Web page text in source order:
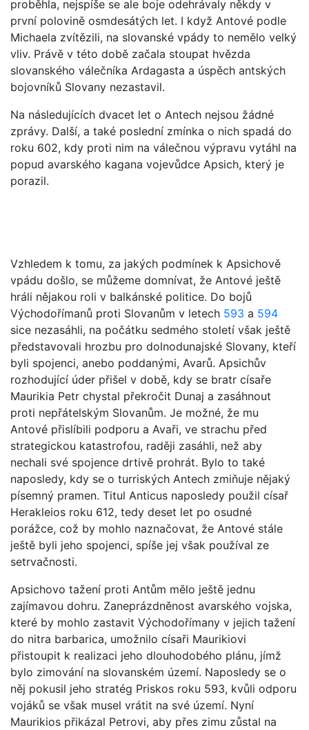
proběhla, nejspíše se ale boje odehrávaly někdy v
první polovině osmdesátých let. I když Antové podle
Michaela zvítězili, na slovanské vpády to nemělo velký
vliv. Právě v této době začala stoupat hvězda
slovanského válečníka Ardagasta a úspěch antských
bojovníků Slovany nezastavil.
Na následujících dvacet let o Antech nejsou žádné
zprávy. Další, a také poslední zmínka o nich spadá do
roku 602, kdy proti nim na válečnou výpravu vytáhl na
popud avarského kagana vojevůdce Apsich, který je
porazil.
Vzhledem k tomu, za jakých podmínek k Apsichově
vpádu došlo, se můžeme domnívat, že Antové ještě
hráli nějakou roli v balkánské politice. Do bojů
Východořímanů proti Slovanům v letech 593 a 594
sice nezasáhli, na počátku sedmého století však ještě
představovali hrozbu pro dolnodunajské Slovany, kteří
byli spojenci, anebo poddanými, Avarů. Apsichův
rozhodující úder přišel v době, kdy se bratr císaře
Maurikia Petr chystal překročit Dunaj a zasáhnout
proti nepřátelským Slovanům. Je možné, že mu
Antové přislíbili podporu a Avaři, ve strachu před
strategickou katastrofou, raději zasáhli, než aby
nechali své spojence drtivě prohrát. Bylo to také
naposledy, kdy se o turriských Antech zmiňuje nějaký
písemný pramen. Titul Anticus naposledy použil císař
Herakleios roku 612, tedy deset let po osudné
porážce, což by mohlo naznačovat, že Antové stále
ještě byli jeho spojenci, spíše jej však používal ze
setrvačnosti.
Apsichovo tažení proti Antům mělo ještě jednu
zajímavou dohru. Zaneprázdněnost avarského vojska,
které by mohlo zastavit Východořímany v jejich tažení
do nitra barbarica, umožnilo císaři Maurikiovi
přistoupit k realizaci jeho dlouhodobého plánu, jímž
bylo zimování na slovanském území. Naposledy se o
něj pokusil jeho stratég Priskos roku 593, kvůli odporu
vojáků se však musel vrátit na své území. Nyní
Maurikios přikázal Petrovi, aby přes zimu zůstal na